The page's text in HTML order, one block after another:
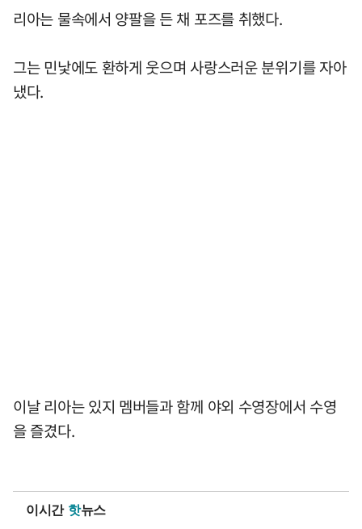
리아는 물속에서 양팔을 든 채 포즈를 취했다.
그는 민낯에도 환하게 웃으며 사랑스러운 분위기를 자아
냈다.
이날 리아는 있지 멤버들과 함께 야외 수영장에서 수영
을 즐겼다.
이시간 핫뉴스